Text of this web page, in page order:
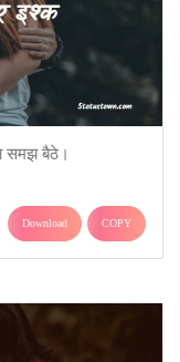
समझ बैठे।
Download COPY